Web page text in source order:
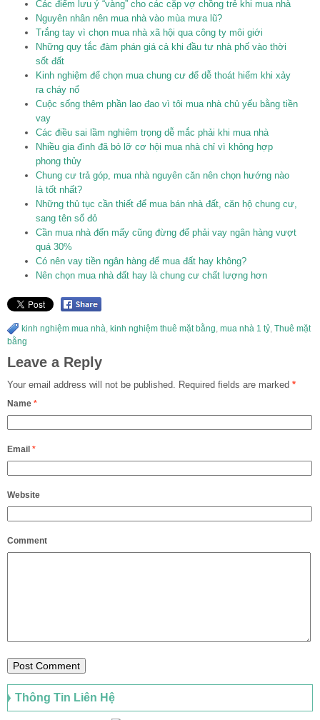
Các điểm lưu ý “vàng” cho các cặp vợ chồng trẻ khi mua nhà
Nguyên nhân nên mua nhà vào mùa mưa lũ?
Trắng tay vì chọn mua nhà xã hội qua công ty môi giới
Những quy tắc đàm phán giá cả khi đầu tư nhà phố vào thời
sốt đất
Kinh nghiệm để chọn mua chung cư để dễ thoát hiểm khi xảy
ra cháy nổ
Cuộc sống thêm phần lao đao vì tôi mua nhà chủ yếu bằng tiền
vay
Các điều sai lầm nghiêm trọng dễ mắc phải khi mua nhà
Nhiều gia đình đã bỏ lỡ cơ hội mua nhà chỉ vì không hợp
phong thủy
Chung cư trả góp, mua nhà nguyên căn nên chọn hướng nào
là tốt nhất?
Những thủ tục cần thiết để mua bán nhà đất, căn hộ chung cư,
sang tên sổ đỏ
Cần mua nhà đến mấy cũng đừng để phải vay ngân hàng vượt
quá 30%
Có nên vay tiền ngân hàng để mua đất hay không?
Nên chọn mua nhà đất hay là chung cư chất lượng hơn
kinh nghiệm mua nhà, kinh nghiệm thuê mặt bằng, mua nhà 1 tỷ, Thuê mặt
bằng
Leave a Reply
Your email address will not be published. Required fields are marked *
Name *
Email *
Website
Comment
Thông Tin Liên Hệ